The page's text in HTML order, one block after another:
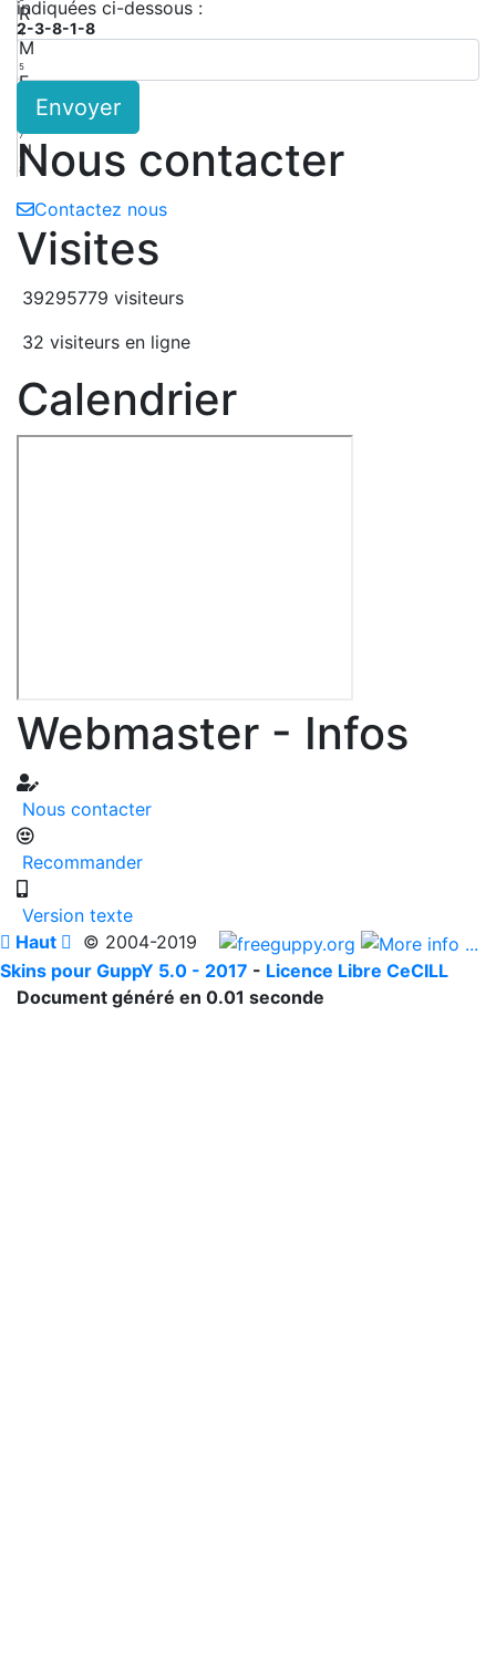
R
4
M
5
F
7
N
8
indiquées ci-dessous :
2-3-8-1-8
Envoyer
Nous contacter
Contactez nous
Visites
39295779 visiteurs
32 visiteurs en ligne
Calendrier
Webmaster - Infos
Nous contacter
Recommander
Version texte
 Haut  © 2004-2019
Skins pour GuppY 5.0 - 2017 - Licence Libre CeCILL
Document généré en 0.01 seconde